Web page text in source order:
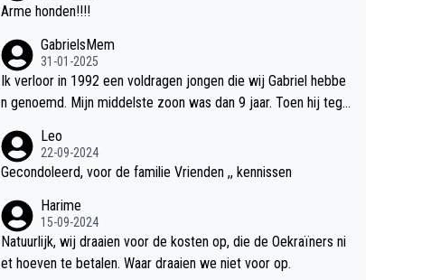
Arme honden!!!!
GabrielsMem
31-01-2025
Ik verloor in 1992 een voldragen jongen die wij Gabriel hebbe
n genoemd. Mijn middelste zoon was dan 9 jaar. Toen hij tege
Bob verteld in Groningen. Ik gun Anouk en Douwe Bob hun rou
w verdriet en als ervaringsdeskundige heb ik zeker begrip hier
evens duidelijk overeenkomend met mijn gezins verlies in 199
2 een soort ready-made lied geschreven, geproduceerd en o
p de radio te beluisteren zijn binnen 12 dagen na het verlies v
an Anouk en Douwe Bob's zoon. Wij hadden zeker geen com
Leo
22-09-2024
Gecondoleerd, voor de familie Vrienden ,, kennissen
Harime
15-09-2024
Natuurlijk, wij draaien voor de kosten op, die de Oekraïners ni
et hoeven te betalen. Waar draaien we niet voor op.